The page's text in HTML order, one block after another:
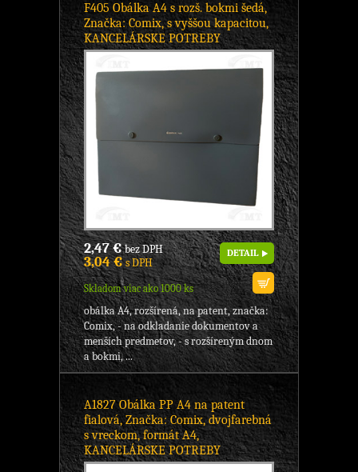
F405 Obálka A4 s rozš. bokmi šedá,
Značka: Comix, s vyššou kapacitou,
KANCELÁRSKE POTREBY
2,47 €bez DPH
3,04 €s DPH
Skladom viac ako 1000 ks
DETAIL
obálka A4, rozšírená, na patent, značka:
Comix, - na odkladanie dokumentov a
menších predmetov, - s rozšíreným dnom
a bokmi, ...
A1827 Obálka PP A4 na patent
fialová, Značka: Comix, dvojfarebná
s vreckom, formát A4,
KANCELÁRSKE POTREBY